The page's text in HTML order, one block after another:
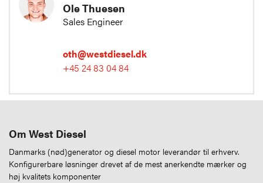
Ole Thuesen
Sales Engineer
oth@westdiesel.dk
+45 24 83 04 84
Om West Diesel
Danmarks (nød)generator og diesel motor leverandør til erhverv.
Konfigurerbare løsninger drevet af de mest anerkendte mærker og
høj kvalitets komponenter